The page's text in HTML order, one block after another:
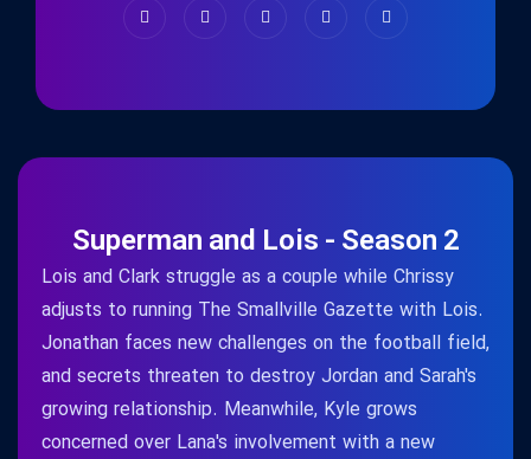
Superman and Lois - Season 2
Lois and Clark struggle as a couple while Chrissy
adjusts to running The Smallville Gazette with Lois.
Jonathan faces new challenges on the football field,
and secrets threaten to destroy Jordan and Sarah's
growing relationship. Meanwhile, Kyle grows
concerned over Lana's involvement with a new